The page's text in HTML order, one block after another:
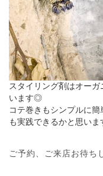
スタイリング剤はオー
います◎
コテ巻きもシンプルに
も実践できるかと思い
ご予約、ご来店お待ち